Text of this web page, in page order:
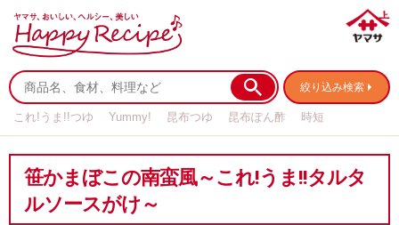
絞り込み検索
これ!うま!!つゆ Yummy! 昆布つゆ 昆布ぽん酢
時短
笹かまぼこの南蛮風～これ!うま!!タルタ
ルソースがけ～